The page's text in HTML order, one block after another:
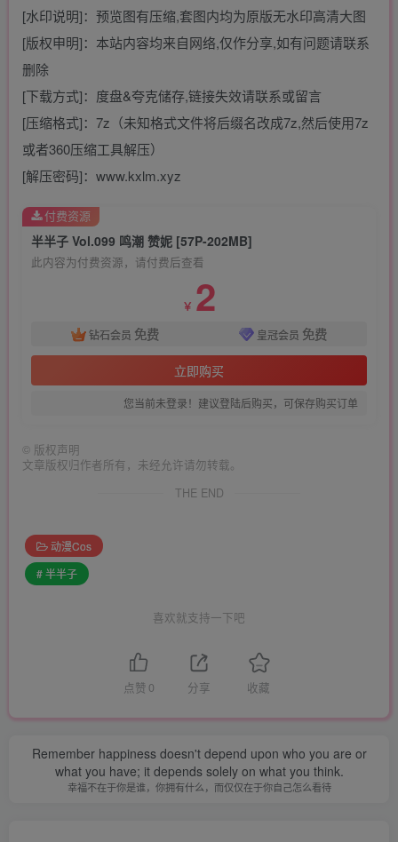
[水印说明]：预览图有压缩,套图内均为原版无水印高清大图
[版权申明]：本站内容均来自网络,仅作分享,如有问题请联系
删除
[下载方式]：度盘&夸克储存,链接失效请联系或留言
[压缩格式]：7z（未知格式文件将后缀名改成7z,然后使用7z
或者360压缩工具解压）
[解压密码]：www.kxlm.xyz
半半子 Vol.099 鸣潮 赞妮 [57P-202MB]
此内容为付费资源，请付费后查看
￥ 2
钻石会员 免费 皇冠会员 免费
立即购买
您当前未登录！建议登陆后购买，可保存购买订单
付费资源
© 版权声明
文章版权归作者所有，未经允许请勿转载。
THE END
动漫Cos
# 半半子
喜欢就支持一下吧
点赞 0 分享 收藏
Remember happiness doesn't depend upon who you are or
what you have; it depends solely on what you think.
幸福不在于你是谁，你拥有什么，而仅仅在于你自己怎么看待